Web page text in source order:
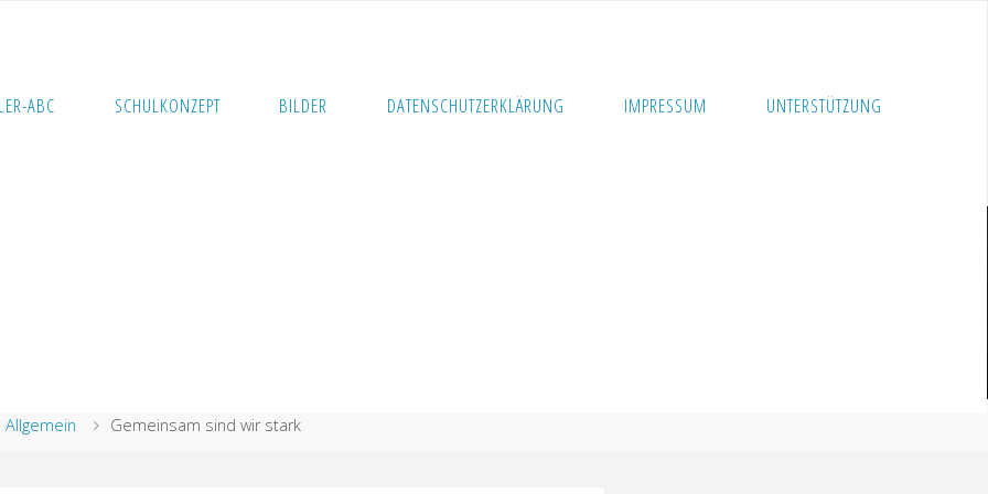
ABC SCHULKONZEPT BILDER DATENSCHUTZERKLÄRUNG IMPRESSUM UNTERSTÜTZUNG
Allgemein Gemeinsam sind wir stark